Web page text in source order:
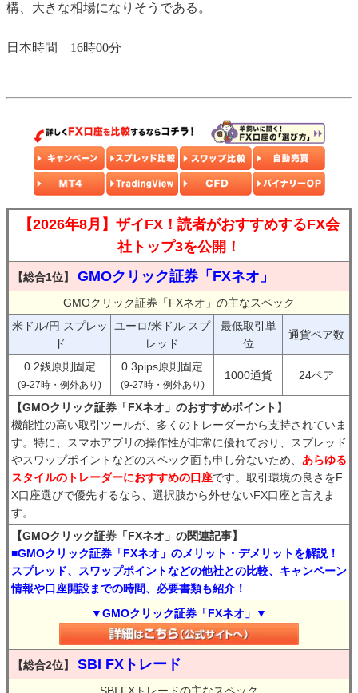
構、大きな相場になりそうである。
日本時間 16時00分
【2026年8月】ザイFX！読者がおすすめするFX会
社トップ3を公開！
【総合1位】 GMOクリック証券「FXネオ」
GMOクリック証券「FXネオ」の主なスペック
米ドル/円 スプレッ
ド
ユーロ/米ドル スプ
レッド
最低取引単
位
通貨ペア数
0.2銭原則固定
(9-27時・例外あり)
0.3pips原則固定
(9-27時・例外あり)
1000通貨 24ペア
【GMOクリック証券「FXネオ」のおすすめポイント】
機能性の高い取引ツールが、多くのトレーダーから支持されていま
す。特に、スマホアプリの操作性が非常に優れており、スプレッド
やスワップポイントなどのスペック面も申し分ないため、 あらゆる
スタイルのトレーダーにおすすめの口座です。取引環境の良さをF
X口座選びで優先するなら、選択肢から外せないFX口座と言えま
す。
【GMOクリック証券「FXネオ」の関連記事】
■GMOクリック証券「FXネオ」のメリット・デメリットを解説！
スプレッド、スワップポイントなどの他社との比較、キャンペーン
情報や口座開設までの時間、必要書類も紹介！
▼GMOクリック証券「FXネオ」▼
【総合2位】 SBI FXトレード